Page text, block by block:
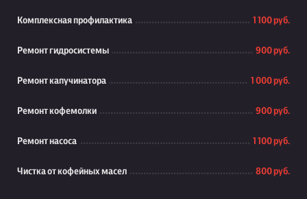
Комплексная профилактика 1 100 руб.
Ремонт гидросистемы 900 руб.
Ремонт капучинатора 1 000 руб.
Ремонт кофемолки 900 руб.
Ремонт насоса 1 100 руб.
Чистка от кофейных масел 800 руб.